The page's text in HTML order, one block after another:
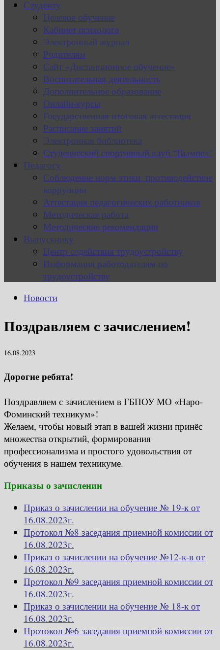
Студенту
Целевое обучение
Кабинет психолога
Электронный журнал
Родителям
Сайт «Дистанционное обучение»
Воспитательная деятельность
Дополнительное образование
Онлайн-курсы
Государственная итоговая аттестация
Расписание занятий
Электронная библиотека
Студенческий спортивный клуб “Вымпел”
Педагогу
Соблюдение норм этики, противодействие
коррупции
Аттестация педагогических работников
Методическая работа
Методические рекомендации
Выпускнику
Центр содействия трудоустройству
Информация работодателям по
трудоустройству
Новости
Поздравляем с зачислением!
16.08.2023
Дорогие ребята!
Поздравляем с зачислением в ГБПОУ МО «Наро-
Фоминский техникум»!
Желаем, чтобы новый этап в вашей жизни принёс
множества открытий, формирования
профессионализма и простого удовольствия от
обучения в нашем техникуме.
Приказы о зачислении
Приказ о зачислении на обучение № 19-к от
16.08.2023г.
Протокол №8 заседания приемной комиссии от
16.08.2023г.
Приказ о зачислении на обучение №12-к-в от
16.08.2023г.
Протокол №9 заседания приемной комиссии от
16.08.2023г.
Приказ о зачислении на обучение № 18-к от
16.08.2023г.
Протокол №6 заседания приемной комиссии от
16.08.2023г.